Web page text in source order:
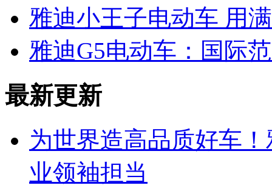
雅迪小王子电动车 用
雅迪G5电动车：国际
最新更新
为世界造高品质好车
业领袖担当